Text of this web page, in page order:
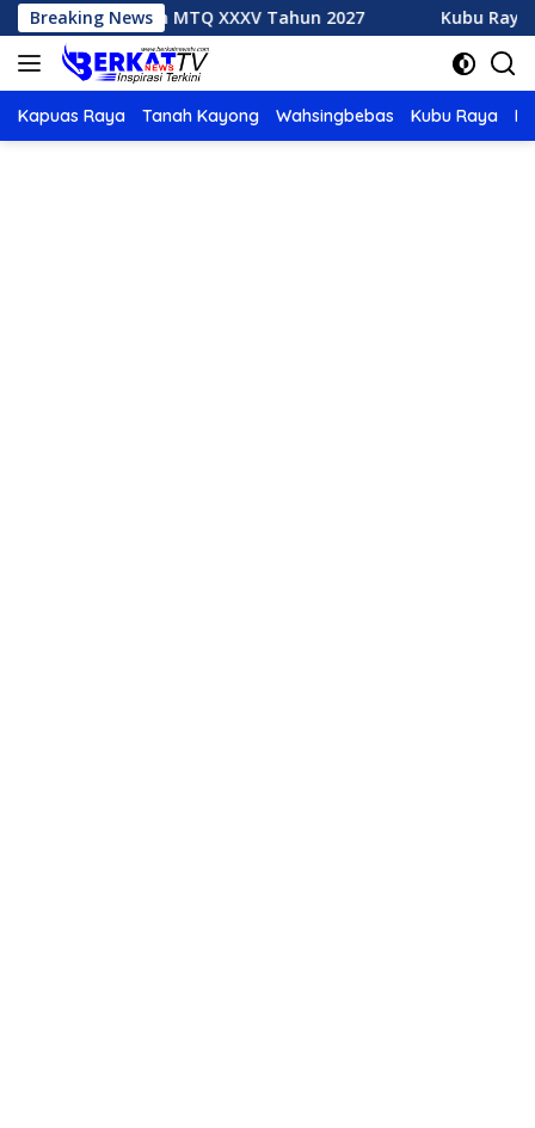
Langsung
ke
konten
Breaking News
Rumah MTQ XXXV Tahun 2027 Kubu Raya Juara
Kapuas Raya Tanah Kayong Wahsingbebas Kubu Raya